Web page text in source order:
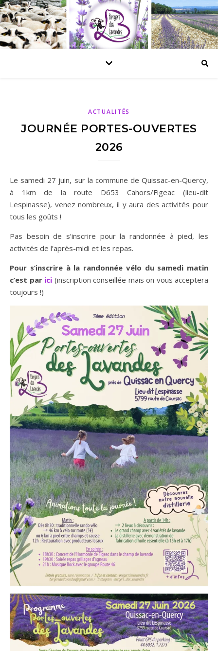
ACTUALITÉS
JOURNÉE PORTES-OUVERTES
2026
Le samedi 27 juin, sur la commune de Quissac-en-Quercy,
à 1km de la route D653 Cahors/Figeac (lieu-dit
Lespinasse), venez nombreux, il y aura des activités pour
tous les goûts !
Pas besoin de s’inscrire pour la randonnée à pied, les
activités de l’après-midi et les repas.
Pour s’inscrire à la randonnée vélo du samedi matin
c’est par ici (inscription conseillée mais on vous acceptera
toujours !)